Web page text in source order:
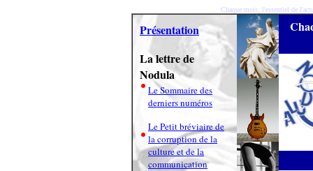
Chaque mois, l'essentiel de
Présentation
La lettre de
Nodula
Le Sommaire des
derniers numéros
Le Petit bréviaire de
la corruption de la
culture et de la
communication